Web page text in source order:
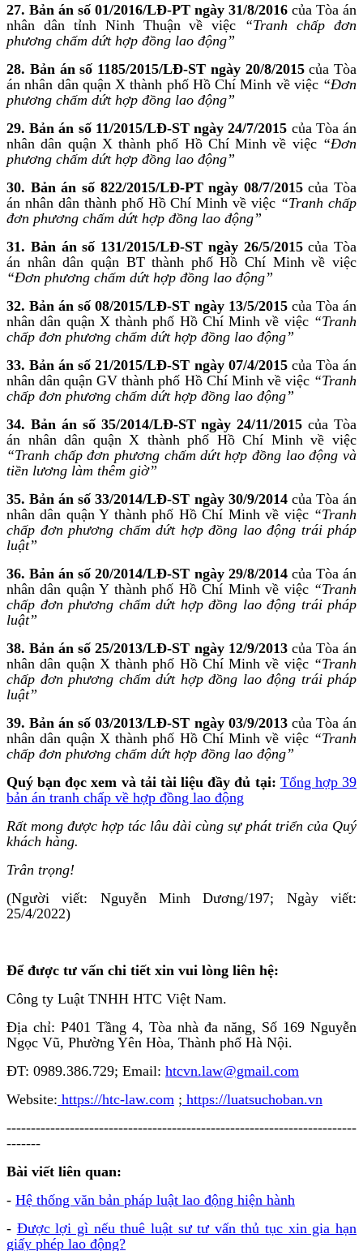
27. Bản án số 01/2016/LĐ-PT ngày 31/8/2016 của Tòa án
nhân dân tỉnh Ninh Thuận về việc “Tranh chấp đơn
phương chấm dứt hợp đồng lao động”
28. Bản án số 1185/2015/LĐ-ST ngày 20/8/2015của Tòa
án nhân dân quận X thành phố Hồ Chí Minh về việc “Đơn
phương chấm dứt hợp đồng lao động”
29. Bản án số 11/2015/LĐ-ST ngày 24/7/2015 của Tòa án
nhân dân quận X thành phố Hồ Chí Minh về việc “Đơn
phương chấm dứt hợp đồng lao động”
30. Bản án số 822/2015/LĐ-PT ngày 08/7/2015của Tòa
án nhân dân thành phố Hồ Chí Minh về việc “Tranh chấp
đơn phương chấm dứt hợp đồng lao động”
31. Bản án số 131/2015/LĐ-ST ngày 26/5/2015của Tòa
án nhân dân quận BT thành phố Hồ Chí Minh về việc
“Đơn phương chấm dứt hợp đồng lao động”
32. Bản án số 08/2015/LĐ-ST ngày 13/5/2015 của Tòa án
nhân dân quận X thành phố Hồ Chí Minh về việc “Tranh
chấp đơn phương chấm dứt hợp đồng lao động”
33. Bản án số 21/2015/LĐ-ST ngày 07/4/2015 của Tòa án
nhân dân quận GV thành phố Hồ Chí Minh về việc “Tranh
chấp đơn phương chấm dứt hợp đồng lao động”
34. Bản án số 35/2014/LĐ-ST ngày 24/11/2015của Tòa
án nhân dân quận X thành phố Hồ Chí Minh về việc
“Tranh chấp đơn phương chấm dứt hợp đồng lao động và
tiền lương làm thêm giờ”
35. Bản án số 33/2014/LĐ-ST ngày 30/9/2014 của Tòa án
nhân dân quận Y thành phố Hồ Chí Minh về việc “Tranh
chấp đơn phương chấm dứt hợp đồng lao động trái pháp
luật”
36. Bản án số 20/2014/LĐ-ST ngày 29/8/2014 của Tòa án
nhân dân quận Y thành phố Hồ Chí Minh về việc “Tranh
chấp đơn phương chấm dứt hợp đồng lao động trái pháp
luật”
38. Bản án số 25/2013/LĐ-ST ngày 12/9/2013 của Tòa án
nhân dân quận X thành phố Hồ Chí Minh về việc “Tranh
chấp đơn phương chấm dứt hợp đồng lao động trái pháp
luật”
39. Bản án số 03/2013/LĐ-ST ngày 03/9/2013 của Tòa án
nhân dân quận X thành phố Hồ Chí Minh về việc “Tranh
chấp đơn phương chấm dứt hợp đồng lao động”
Quý bạn đọc xem và tải tài liệu đầy đủ tại: Tổng hợp 39
bản án tranh chấp về hợp đồng lao động
Rất mong được hợp tác lâu dài cùng sự phát triển của Quý
khách hàng.
Trân trọng!
(Người viết: Nguyễn Minh Dương/197; Ngày viết:
25/4/2022)
Để được tư vấn chi tiết xin vui lòng liên hệ:
Công ty Luật TNHH HTC Việt Nam.
Địa chỉ: P401 Tầng 4, Tòa nhà đa năng, Số 169 Nguyễn
Ngọc Vũ, Phường Yên Hòa, Thành phố Hà Nội.
ĐT: 0989.386.729; Email: htcvn.law@gmail.com
Website: https://htc-law.com ; https://luatsuchoban.vn
------------------------------------------------------------------------
-------
Bài viết liên quan:
- Hệ thống văn bản pháp luật lao động hiện hành
- Được lợi gì nếu thuê luật sư tư vấn thủ tục xin gia hạn
giấy phép lao động?